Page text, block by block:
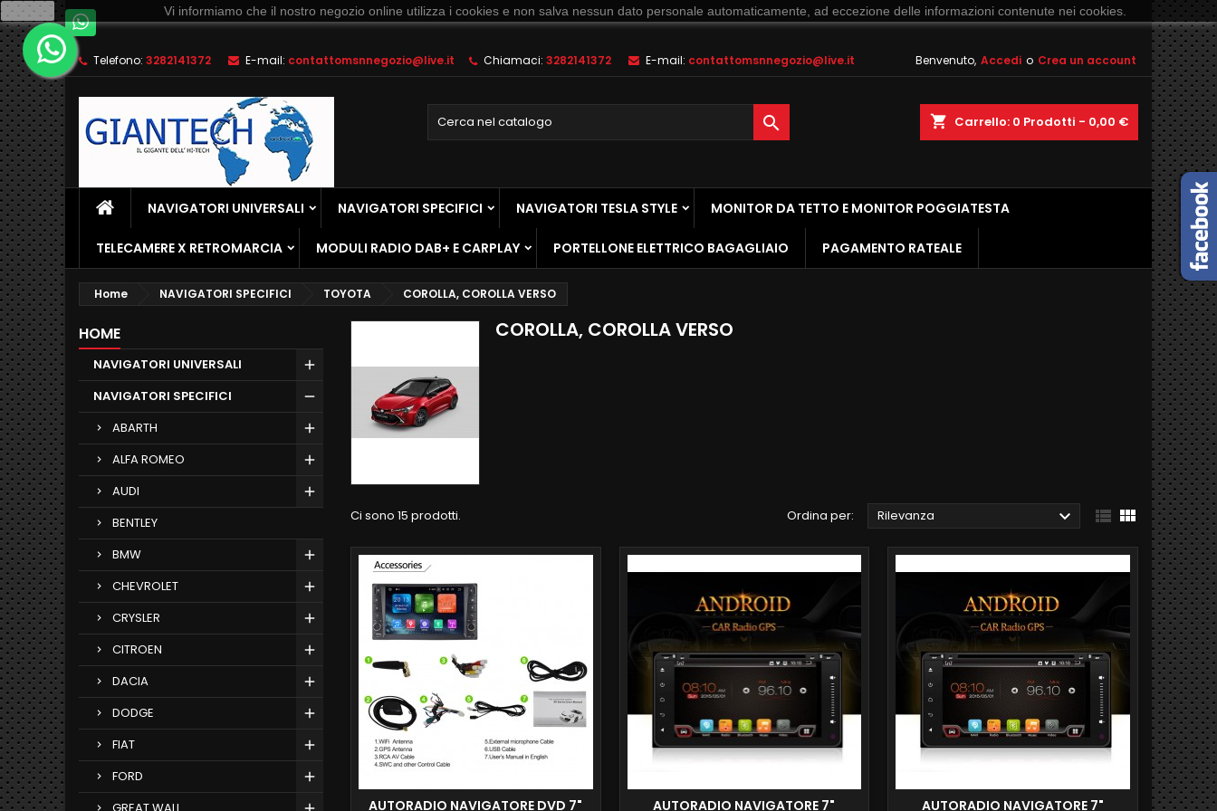
Telefono: 3282141372 E-mail: contattomsnnegozio@live.it Chiamaci: 3282141372 E-mail: contattomsnnegozio@live.it Benvenuto, Accedi o Crea un account
shopping_cart Carrello: 0 Prodotti - 0,00 €

NAVIGATORI UNIVERSALI NAVIGATORI SPECIFICI NAVIGATORI TESLA STYLE MONITOR DA TETTO E MONITOR POGGIATESTA
TELECAMERE X RETROMARCIA MODULI RADIO DAB+ E CARPLAY PORTELLONE ELETTRICO BAGAGLIAIO PAGAMENTO RATEALE
Home NAVIGATORI SPECIFICI TOYOTA COROLLA, COROLLA VERSO
HOME
NAVIGATORI UNIVERSALI
NAVIGATORI SPECIFICI
ABARTH
ALFA ROMEO
AUDI
BENTLEY
BMW
CHEVROLET
CRYSLER
CITROEN
DACIA
DODGE
FIAT
FORD
COROLLA, COROLLA VERSO
Ci sono 15 prodotti. Ordina per: Rilevanza   
AUTORADIO NAVIGATORE DVD 7"
AUTORADIO NAVIGATORE 7"
AUTORADIO NAVIGATORE 7"
Ok Vi informiamo che il nostro negozio online utilizza i cookies e non salva nessun dato personale automaticamente, ad eccezione delle informazioni contenute nei cookies.